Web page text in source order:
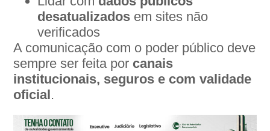
desatualizados em sites não
verificados
A comunicação com o poder público deve
sempre ser feita por canais
institucionais, seguros e com validade
oficial .